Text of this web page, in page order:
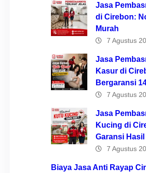
Jasa
di Cirebon:
Murah
7 Agustus
Jasa
Kasur di
Bergaransi
7 Agustus
Jasa
Kucing di
Garansi Hasil
7 Agustus
Biaya Jasa Anti Rayap